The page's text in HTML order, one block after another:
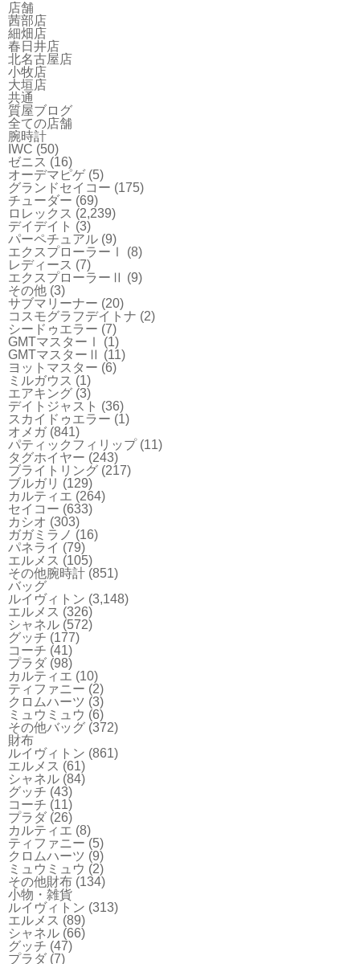
店舗
茜部店
細畑店
春日井店
北名古屋店
小牧店
大垣店
共通
質屋ブログ
全ての店舗
腕時計
IWC (50)
ゼニス (16)
オーデマピゲ (5)
グランドセイコー (175)
チューダー (69)
ロレックス (2,239)
デイデイト (3)
パーペチュアル (9)
エクスプローラーⅠ
(8)
レディース (7)
エクスプローラーⅡ
(9)
その他 (3)
サブマリーナー (20)
コスモグラフデイトナ (2)
シードゥエラー (7)
GMTマスターⅠ
(1)
GMTマスターⅡ
(11)
ヨットマスター (6)
ミルガウス (1)
エアキング (3)
デイトジャスト (36)
スカイドゥエラー (1)
オメガ(841)
パティックフィリップ (11)
タグホイヤー (243)
ブライトリング (217)
ブルガリ (129)
カルティエ (264)
セイコー (633)
カシオ (303)
ガガミラノ (16)
パネライ (79)
エルメス (105)
その他腕時計 (851)
バッグ
ルイヴィトン (3,148)
エルメス (326)
シャネル (572)
グッチ (177)
コーチ (41)
プラダ (98)
カルティエ (10)
ティファニー (2)
クロムハーツ (3)
ミュウミュウ (6)
その他バッグ (372)
財布
ルイヴィトン (861)
エルメス (61)
シャネル (84)
グッチ (43)
コーチ (11)
プラダ (26)
カルティエ (8)
ティファニー (5)
クロムハーツ (9)
ミュウミュウ (2)
その他財布 (134)
小物・雑貨
ルイヴィトン (313)
エルメス (89)
シャネル (66)
グッチ (47)
プラダ (7)